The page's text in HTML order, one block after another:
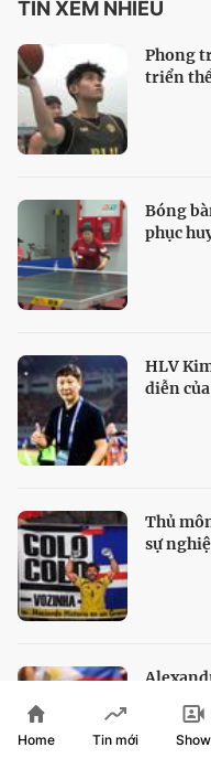
TIN XEM NHIỀU
Phong
triển
Bóng
phục
HLV
diễn
Thủ
sự
địch
Home Tin mới Show